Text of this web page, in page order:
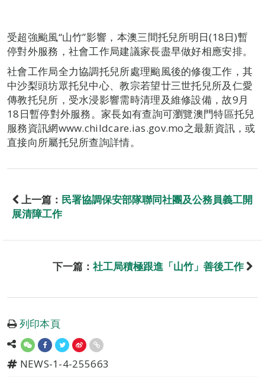
受超強颱風“山竹”影響，本澳三間托兒所明日(18日)暫
停對外服務，社會工作局建議家長盡早做好相應安排。
社會工作局全力協調托兒所處理颱風後的修復工作，其
中沙梨頭坊眾托兒中心、教宗若望廿三世托兒所及仁愛
傳教托兒所，受水浸影響需時清理及維修設備，故9月
18日暫停對外服務。家長如有查詢可瀏覽澳門特區托兒
服務資訊網www.childcare.ias.gov.mo之最新資訊，或
直接向所屬托兒所查詢詳情。
上一篇： 民署協調保安部隊聯同社團及公務員義工開
展清障工作
下一篇： 社工局積極跟進「山竹」善後工作
列印本頁
NEWS-1-4-255663